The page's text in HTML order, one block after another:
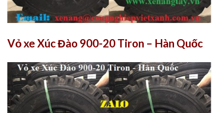
Vỏ xe Xúc Đào 900-20 Tiron – Hàn Quốc